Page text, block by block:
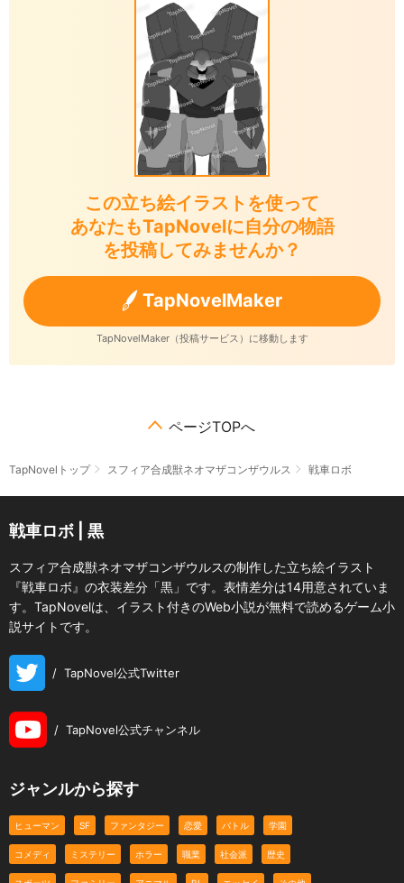
この立ち絵イラストを使って
あなたもTapNovelに自分の物語
を投稿してみませんか？
TapNovelMaker
TapNovelMaker（投稿サービス）に移動します
ページTOPへ
TapNovelトップ スフィア合成獣ネオマザコンザウルス 戦車ロボ
戦車ロボ | 黒
スフィア合成獣ネオマザコンザウルスの制作した立ち絵イラスト
『戦車ロボ』の衣装差分「黒」です。表情差分は14用意されていま
す。TapNovelは、イラスト付きのWeb小説が無料で読めるゲーム小
説サイトです。
/ TapNovel公式Twitter
/ TapNovel公式チャンネル
ジャンルから探す
ヒューマン SF ファンタジー 恋愛 バトル 学園
コメディ ミステリー ホラー 職業 社会派 歴史